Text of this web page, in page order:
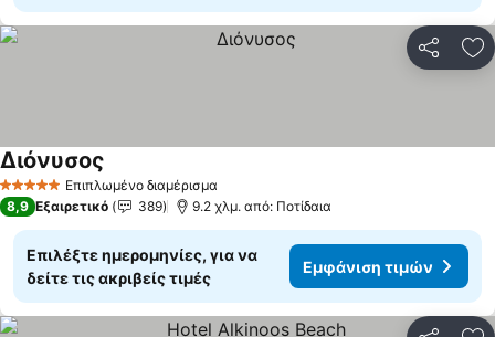
5 Αστέρια Επιπλωμένο διαμέρισμα
Διόνυσος
8,9 Εξαιρετικό 389 9.2 χλμ. από: Ποτίδαια
Επιλέξτε ημερομηνίες, για να
δείτε τις ακριβείς τιμές
Εμφάνιση τιμών